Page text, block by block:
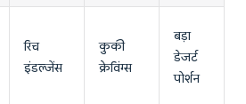
रिच
इंडल्जेंस
कुकी
क्रेविंग्स
बड़ा
डेजर्ट
पोर्शन